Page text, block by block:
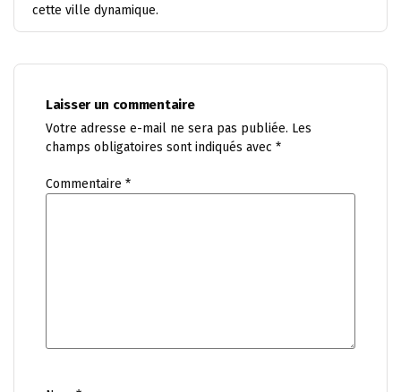
cette ville dynamique.
Laisser un commentaire
Votre adresse e-mail ne sera pas publiée. Les
champs obligatoires sont indiqués avec *
Commentaire *